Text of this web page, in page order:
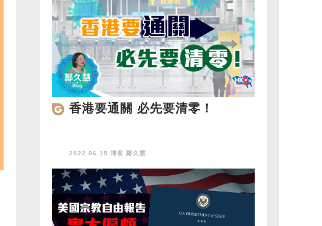
香港要通關 必先要清零！
2022.06.15 博客 鄭久慧